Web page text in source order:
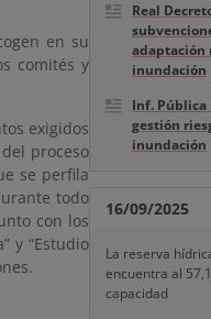
en su
comités y
exigidos
proceso
se perfila
todo
con los
y “Estudio
Real
adaptación
inundación
Inf. Pública
gestión
inundación
16/09/2025
La reserva
encuentra al
capacidad